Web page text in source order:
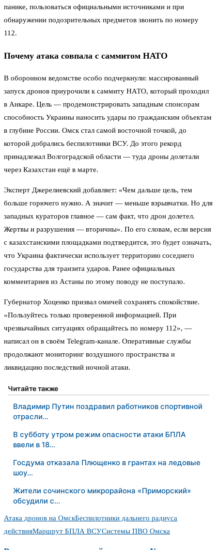
панике, пользоваться официальными источниками и при
обнаружении подозрительных предметов звонить по номеру
112.
Почему атака совпала с саммитом НАТО
В оборонном ведомстве особо подчеркнули: массированный
запуск дронов приурочили к саммиту НАТО, который проходил
в Анкаре. Цель — продемонстрировать западным спонсорам
способность Украины наносить удары по гражданским объектам
в глубине России. Омск стал самой восточной точкой, до
которой добрались беспилотники ВСУ. До этого рекорд
принадлежал Волгоградской области — туда дроны долетали
через Казахстан ещё в марте.
Эксперт Джерелиевский добавляет: «Чем дальше цель, тем
больше горючего нужно. А значит — меньше взрывчатки. Но для
западных кураторов главное — сам факт, что дрон долетел.
Жертвы и разрушения — вторичны». По его словам, если версия
с казахстанскими площадками подтвердится, это будет означать,
что Украина фактически использует территорию соседнего
государства для транзита ударов. Ранее официальных
комментариев из Астаны по этому поводу не поступало.
Губернатор Хоценко призвал омичей сохранять спокойствие.
«Пользуйтесь только проверенной информацией. При
чрезвычайных ситуациях обращайтесь по номеру 112», —
написал он в своём Telegram-канале. Оперативные службы
продолжают мониторинг воздушного пространства и
ликвидацию последствий ночной атаки.
Читайте также
Владимир Путин поздравил работников спортивной
отрасли…
В субботу утром режим опасности атаки БПЛА
ввели в 18…
Госдума отказала Плющенко в грантах на ледовые
шоу…
Жители сочинского микрорайона «Приморский»
обсудили с…
Атака дронов на ОмскБеспилотники дальнего радиуса
действияМаршрут БПЛА ВСУСистемы ПВО Омска